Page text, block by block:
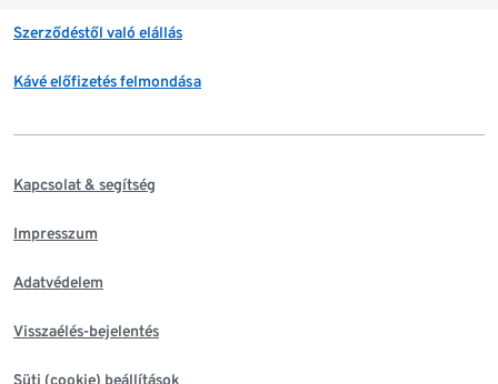
Szerződéstől való elállás
Kávé előfizetés felmondása
Kapcsolat & segítség
Impresszum
Adatvédelem
Visszaélés-bejelentés
Süti (cookie) beállítások